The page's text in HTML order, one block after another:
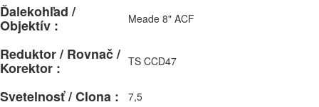
Ďalekohľad /
Objektív : Meade 8" ACF
Reduktor / Rovnač /
Korektor : TS CCD47
Svetelnosť / Clona : 7,5